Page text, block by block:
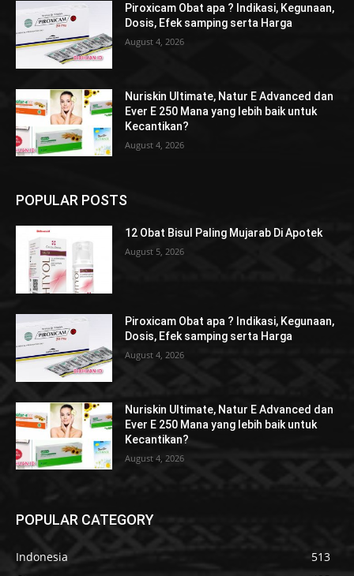
Piroxicam Obat apa ? Indikasi, Kegunaan,
Dosis, Efek samping serta Harga
August 4, 2026
Nuriskin Ultimate, Natur E Advanced dan
Ever E 250 Mana yang lebih baik untuk
Kecantikan?
August 4, 2026
POPULAR POSTS
12 Obat Bisul Paling Mujarab Di Apotek
August 5, 2026
Piroxicam Obat apa ? Indikasi, Kegunaan,
Dosis, Efek samping serta Harga
August 4, 2026
Nuriskin Ultimate, Natur E Advanced dan
Ever E 250 Mana yang lebih baik untuk
Kecantikan?
August 4, 2026
POPULAR CATEGORY
Indonesia
513